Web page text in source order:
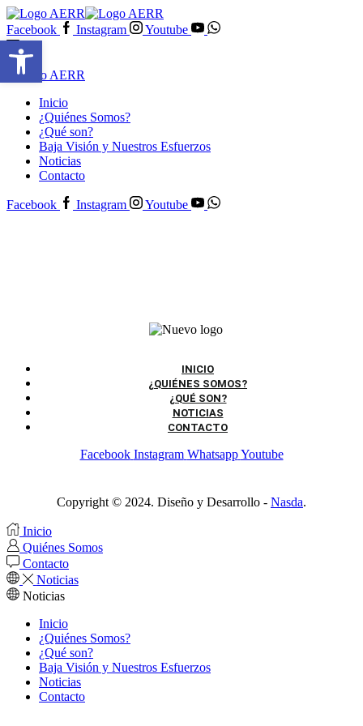
Facebook Instagram Youtube
Inicio
¿Quiénes Somos?
¿Qué son?
Baja Visión y Nuestros Esfuerzos
Noticias
Contacto
Facebook Instagram Youtube
INICIO
¿QUIÉNES SOMOS?
¿QUÉ SON?
NOTICIAS
CONTACTO
Facebook Instagram Whatsapp Youtube
Copyright © 2024. Diseño y Desarrollo - Nasda.
Inicio
Quiénes Somos
Contacto
Noticias
Noticias
Inicio
¿Quiénes Somos?
¿Qué son?
Baja Visión y Nuestros Esfuerzos
Noticias
Contacto
Abrir barra de herramientas